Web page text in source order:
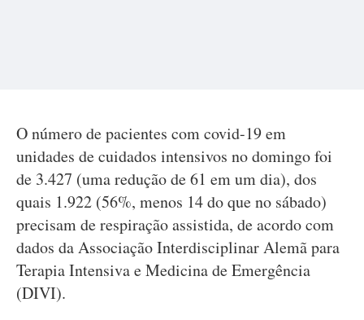
O número de pacientes com covid-19 em
unidades de cuidados intensivos no domingo foi
de 3.427 (uma redução de 61 em um dia), dos
quais 1.922 (56%, menos 14 do que no sábado)
precisam de respiração assistida, de acordo com
dados da Associação Interdisciplinar Alemã para
Terapia Intensiva e Medicina de Emergência
(DIVI).